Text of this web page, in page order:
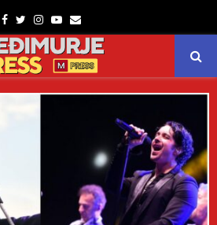
Facebook
TwitterInstagram
Youtube
Email